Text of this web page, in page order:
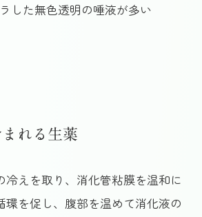
した無色透明の唾液が多い
れる生薬
冷えを取り、消化管粘膜を温和に
環を促し、腹部を温めて消化液の